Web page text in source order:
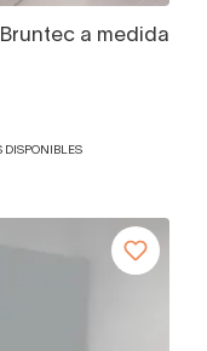
a medida
DISPONIBLES